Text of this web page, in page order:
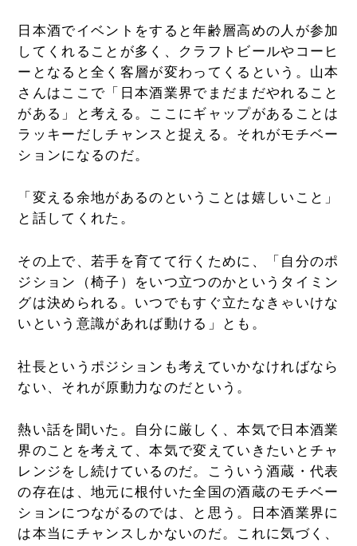
日本酒でイベントをすると年齢層高めの人が参加
してくれることが多く、クラフトビールやコーヒ
ーとなると全く客層が変わってくるという。山本
さんはここで「日本酒業界でまだまだやれること
がある」と考える。ここにギャップがあることは
ラッキーだしチャンスと捉える。それがモチベー
ションになるのだ。
「変える余地があるのということは嬉しいこと」
と話してくれた。
その上で、若手を育てて行くために、「自分のポ
ジション（椅子）をいつ立つのかというタイミン
グは決められる。いつでもすぐ立たなきゃいけな
いという意識があれば動ける」とも。
社長というポジションも考えていかなければなら
ない、それが原動力なのだという。
熱い話を聞いた。自分に厳しく、本気で日本酒業
界のことを考えて、本気で変えていきたいとチャ
レンジをし続けているのだ。こういう酒蔵・代表
の存在は、地元に根付いた全国の酒蔵のモチベー
ションにつながるのでは、と思う。日本酒業界に
は本当にチャンスしかないのだ。これに気づく、